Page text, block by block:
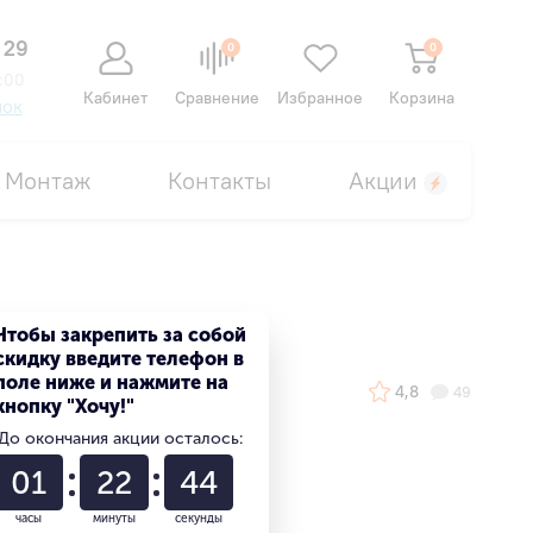
Кабинет
0
Сравнение Избранное
0
Корзина
Монтаж Контакты Акции
4,8 49
закрепить за собой
введите телефон в
ниже и нажмите на
"Хочу!"
окончания акции осталось:
01
часы
22
минуты
43
секунды